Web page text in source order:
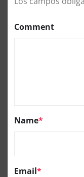
Comment
Name*
Email*